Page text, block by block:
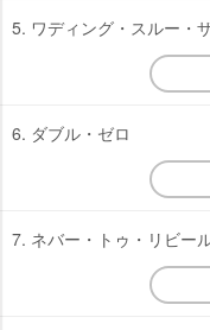
5. ワディング・スルー・
6. ダブル・ゼロ
7. ネバー・トゥ・リビー